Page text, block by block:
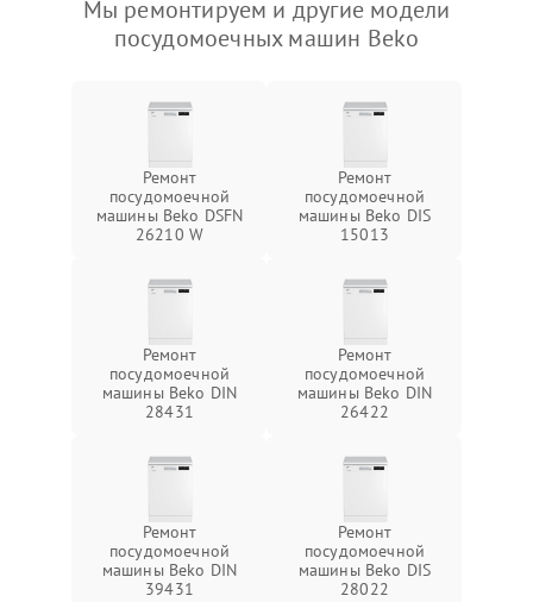
Мы ремонтируем и другие модели
посудомоечных машин Beko
Ремонт
посудомоечной
машины Beko DSFN
26210 W
Ремонт
посудомоечной
машины Beko DIS
15013
Ремонт
посудомоечной
машины Beko DIN
28431
Ремонт
посудомоечной
машины Beko DIN
26422
Ремонт
посудомоечной
машины Beko DIN
39431
Ремонт
посудомоечной
машины Beko DIS
28022